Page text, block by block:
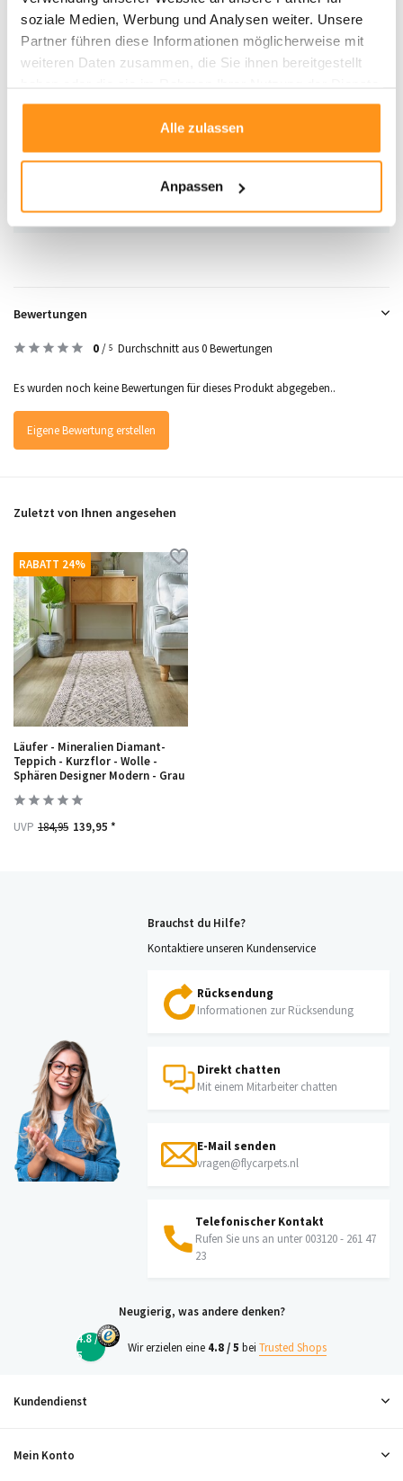
soziale Medien, Werbung und Analysen weiter. Unsere
Partner führen diese Informationen möglicherweise mit
weiteren Daten zusammen, die Sie ihnen bereitgestellt
gesammelt haben.
Alle zulassen
Anpassen
DerMinerals Diamond Teppichist ideal für moderne Interieurs, die
minimalistischen Charme mit strukturierten, praktischen Designs verbinden
Design wird dieser Teppich sicherlich ein Highlight in Ihrem Zuhause.
SKU 9503691419225
Bewertungen
0/ 5 Durchschnitt aus 0 Bewertungen
Es wurden noch keine Bewertungen für dieses Produkt abgegeben..
Eigene Bewertung erstellen
Zuletzt von Ihnen angesehen
RABATT 24%
Läufer - Mineralien Diamant-
Teppich - Kurzflor - Wolle -
Sphären Designer Modern - Grau
UVP 184,95 139,95 *
Brauchst du Hilfe?
Kontaktiere unseren Kundenservice
Rücksendung
Informationen zur Rücksendung
Direkt chatten
Mit einem Mitarbeiter chatten
E-Mail senden
vragen@flycarpets.nl
Telefonischer Kontakt
Rufen Sie uns an unter 003120 - 261 47
23
Neugierig, was andere denken?
4.8 /
5
Wir erzielen eine 4.8 / 5 bei Trusted Shops
Kundendienst
Mein Konto